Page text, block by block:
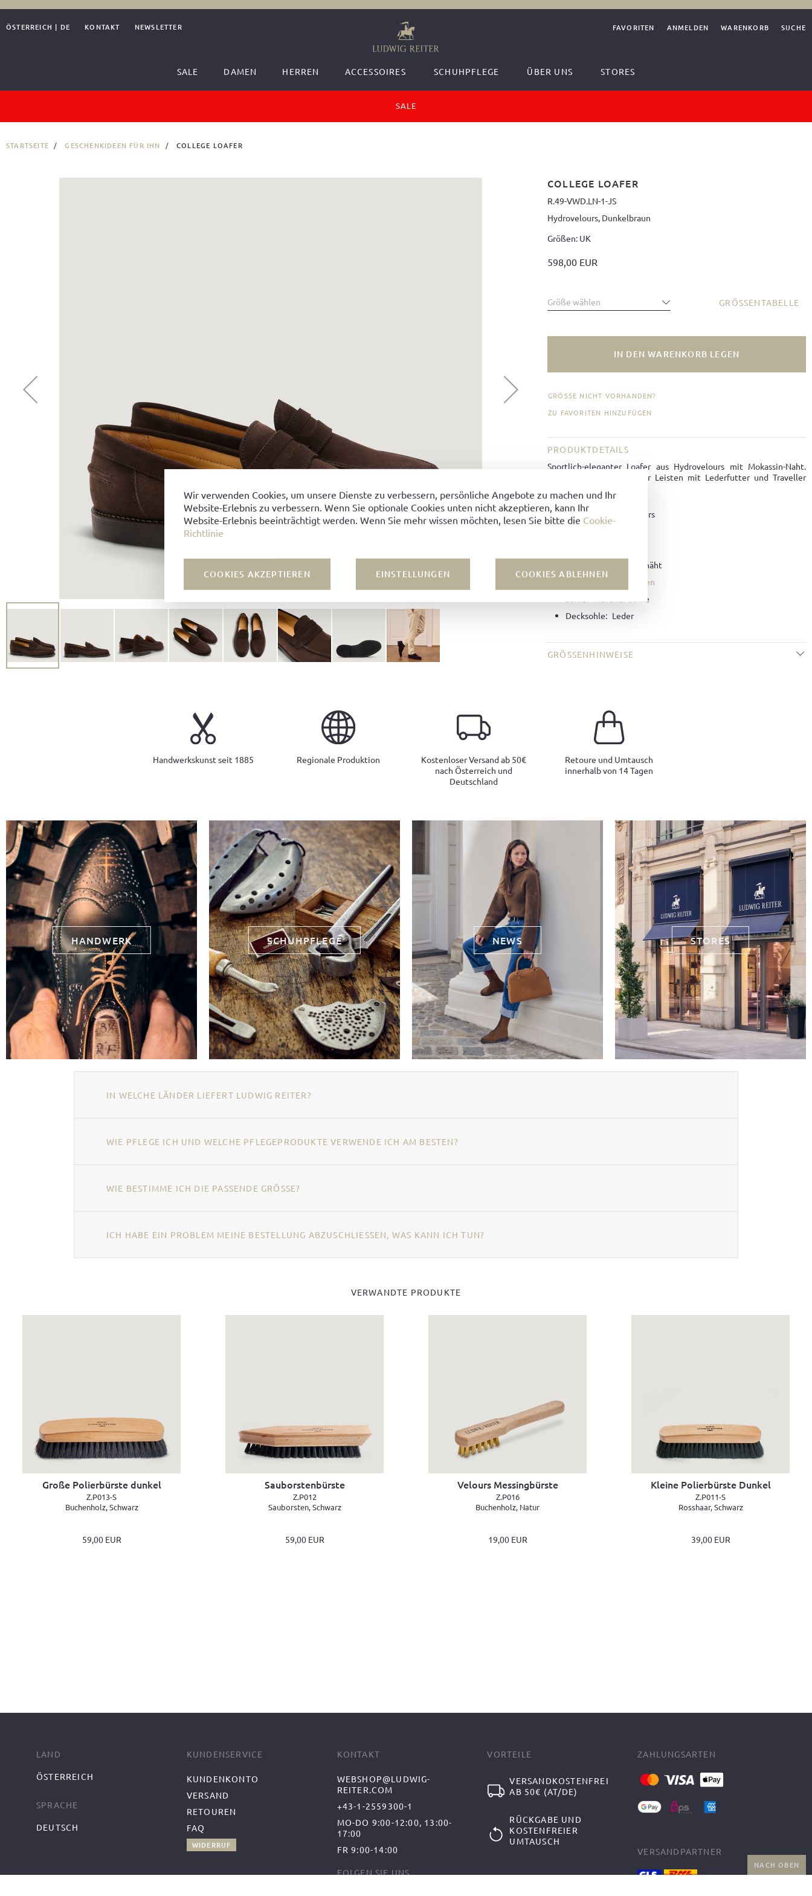
Wir verwenden Cookies, um unsere Dienste zu verbessern, persönliche Angebote zu machen und Ihr
Website-Erlebnis zu verbessern. Wenn Sie optionale Cookies unten nicht akzeptieren, kann Ihr
Website-Erlebnis beeinträchtigt werden. Wenn Sie mehr wissen möchten, lesen Sie bitte die Cookie-
Richtlinie
COOKIES AKZEPTIEREN EINSTELLUNGEN COOKIES ABLEHNEN
NACH OBEN
ÖSTERREICH | DE KONTAKT NEWSLETTER FAVORITEN ANMELDEN WARENKORB SUCHE
SALE DAMEN HERREN ACCESSOIRES SCHUHPFLEGE ÜBER UNS STORES
SALE
STARTSEITE GESCHENKIDEEN FÜR IHN COLLEGE LOAFER
COLLEGE LOAFER
R.49-VWD.LN-1-JS
Hydrovelours, Dunkelbraun
Größen: UK
598,00 EUR
Größe wählen GRÖSSENTABELLE
IN DEN WARENKORB LEGEN
GRÖSSE NICHT VORHANDEN?
ZU FAVORITEN HINZUFÜGEN
PRODUKTDETAILS
Sportlich-eleganter Loafer aus Hydrovelours mit Mokassin-Naht.
Rahmengenäht auf Loafer Leisten mit Lederfutter und Traveller
Material:
Hydrovelours
Rahmengenäht
Loafer Leisten
Traveller Sohle
Decksohle: Leder
GRÖSSENHINWEISE
Handwerkskunst seit 1885 Regionale Produktion
Kostenloser Versand ab 50€
nach Österreich und
Deutschland
Retoure und Umtausch
innerhalb von 14 Tagen
HANDWERK SCHUHPFLEGE NEWS STORES
IN WELCHE LÄNDER LIEFERT LUDWIG REITER?
WIE PFLEGE ICH UND WELCHE PFLEGEPRODUKTE VERWENDE ICH AM BESTEN?
WIE BESTIMME ICH DIE PASSENDE GRÖSSE?
ICH HABE EIN PROBLEM MEINE BESTELLUNG ABZUSCHLIESSEN, WAS KANN ICH TUN?
VERWANDTE PRODUKTE
Große Polierbürste dunkel
Z.P013-S
Buchenholz, Schwarz
59,00 EUR
Sauborstenbürste
Z.P012
Sauborsten, Schwarz
59,00 EUR
Velours Messingbürste
Z.P016
Buchenholz, Natur
19,00 EUR
Kleine Polierbürste Dunkel
Z.P011-S
Rosshaar, Schwarz
39,00 EUR
LAND
ÖSTERREICH
SPRACHE
DEUTSCH
KUNDENSERVICE
KUNDENKONTO
VERSAND
RETOUREN
FAQ
WIDERRUF
KONTAKT
WEBSHOP@LUDWIG-
REITER.COM
+43-1-2559300-1
MO-DO 9:00-12:00, 13:00-
17:00
FR 9:00-14:00
FOLGEN SIE UNS
VORTEILE
VERSANDKOSTENFREI
AB 50€ (AT/DE)
RÜCKGABE UND
KOSTENFREIER
UMTAUSCH
ZAHLUNGSARTEN
VERSANDPARTNER